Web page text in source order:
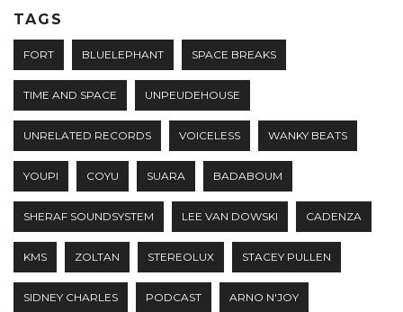
TAGS
FORT BLUELEPHANT SPACE BREAKS
TIME AND SPACE UNPEUDEHOUSE
UNRELATED RECORDS VOICELESS WANKY BEATS
YOUPI COYU SUARA BADABOUM
SHERAF SOUNDSYSTEM LEE VAN DOWSKI CADENZA
KMS ZOLTAN STEREOLUX STACEY PULLEN
SIDNEY CHARLES PODCAST ARNO N'JOY